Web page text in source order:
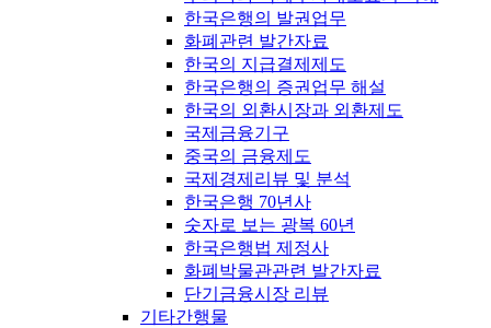
한국은행의 발권업무
화폐관련 발간자료
한국의 지급결제제도
한국은행의 증권업무 해설
한국의 외환시장과 외환제도
국제금융기구
중국의 금융제도
국제경제리뷰 및 분석
한국은행 70년사
숫자로 보는 광복 60년
한국은행법 제정사
화폐박물관관련 발간자료
단기금융시장 리뷰
기타간행물